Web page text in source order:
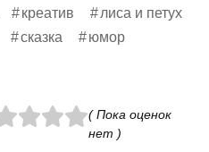
креатив
лиса и петух
сказка
юмор
( Пока оценок
нет )